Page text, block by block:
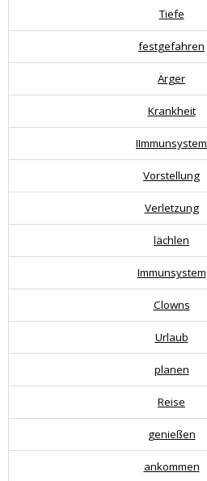
Tiefe
festgefahren
Ärger
Krankheit
IImmunsystem
Vorstellung
Verletzung
lächlen
Immunsystem
Clowns
Urlaub
planen
Reise
genießen
ankommen